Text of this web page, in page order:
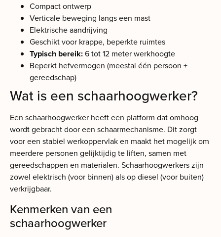
Compact ontwerp
Verticale beweging langs een mast
Elektrische aandrijving
Geschikt voor krappe, beperkte ruimtes
Typisch bereik:6 tot 12 meter werkhoogte
Beperkt hefvermogen (meestal één persoon +
gereedschap)
Wat is een schaarhoogwerker?
Een schaarhoogwerker heeft een platform dat omhoog
wordt gebracht door een schaarmechanisme. Dit zorgt
voor een stabiel werkoppervlak en maakt het mogelijk om
meerdere personen gelijktijdig te liften, samen met
gereedschappen en materialen. Schaarhoogwerkers zijn
zowel elektrisch (voor binnen) als op diesel (voor buiten)
verkrijgbaar.
Kenmerken van een
schaarhoogwerker